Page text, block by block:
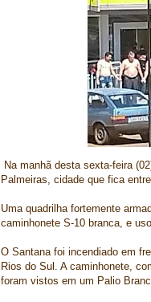
Na manhã desta sexta-feira
Palmeiras, cidade que fica
Uma quadrilha fortemente
caminhonete S-10 branca, e
O Santana foi incendiado em
Rios do Sul. A caminhonete,
foram vistos em um Palio